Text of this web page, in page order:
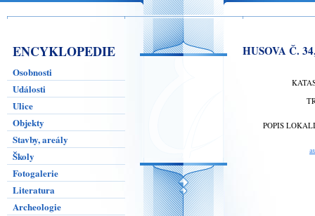
ENCYKLOPEDIE
Osobnosti
Události
Ulice
Objekty
Stavby, areály
Školy
Fotogalerie
Literatura
Archeologie
HUSOVA Č.
POPIS